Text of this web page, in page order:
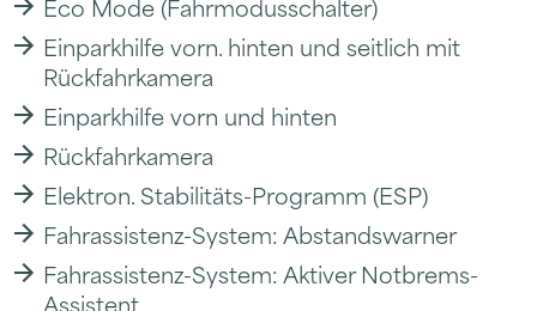
Einparkhilfe vorn. hinten und seitlich mit
Rückfahrkamera
Einparkhilfe vorn und hinten
Rückfahrkamera
Elektron. Stabilitäts-Programm (ESP)
Fahrassistenz-System: Abstandswarner
Fahrassistenz-System: Aktiver Notbrems-
Assistent